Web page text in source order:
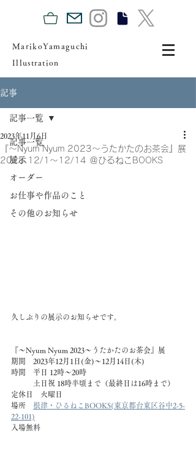
MarikoYamaguchi
Illustration
記事
記事一覧
展示
オーダー
お仕事や作品のこと
その他のお知らせ
記事一覧
『〜Nyum Nyum 2023〜うたかたのお茶会』展
2023.12/1〜12/14 ＠ひるねこBOOKS
2023年11月6日
久しぶりの展示のお知らせです。
『〜Nyum Nyum 2023〜うたかたのお茶会』展
期間　2023年12月1日(金)〜12月14日(木)
時間　平日 12時〜20時
土日祝 18時半頃まで（最終日は16時まで）
定休日　火曜日
場所 根津・ひるねこBOOKS(東京都台東区谷中2-5-
22-101)
入場無料